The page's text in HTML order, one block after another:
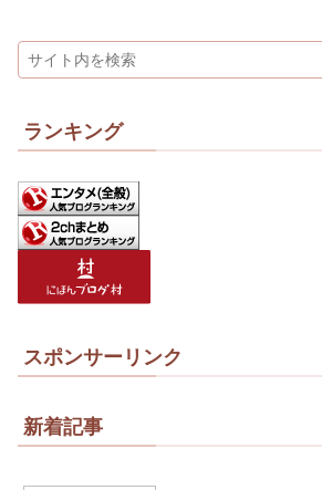
ランキング
スポンサーリンク
新着記事